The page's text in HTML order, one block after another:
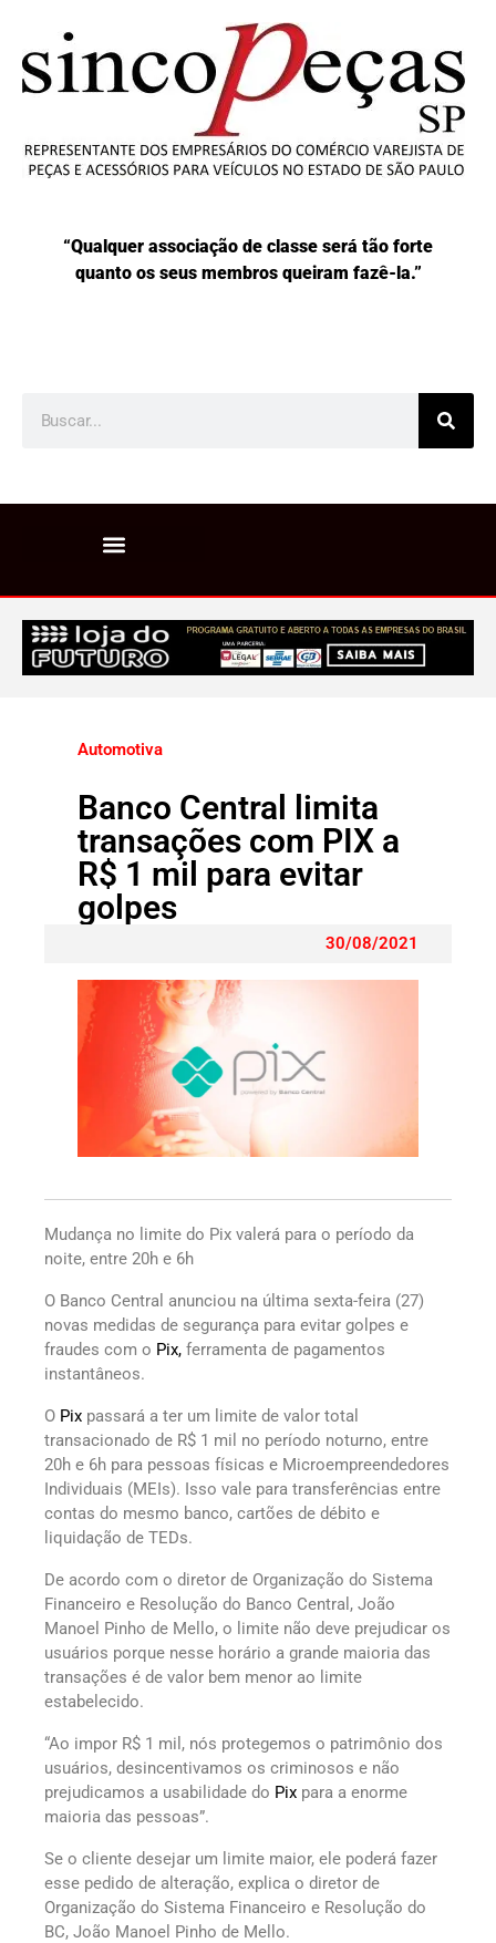
“Qualquer associação de classe será tão forte
quanto os seus membros queiram fazê-la.”
Automotiva
Banco Central limita
transações com PIX a
R$ 1 mil para evitar
golpes
30/08/2021
Mudança no limite do Pix valerá para o período da
noite, entre 20h e 6h
O Banco Central anunciou na última sexta-feira (27)
novas medidas de segurança para evitar golpes e
fraudes com o Pix, ferramenta de pagamentos
instantâneos.
O Pix passará a ter um limite de valor total
transacionado de R$ 1 mil no período noturno, entre
20h e 6h para pessoas físicas e Microempreendedores
Individuais (MEIs). Isso vale para transferências entre
contas do mesmo banco, cartões de débito e
liquidação de TEDs.
De acordo com o diretor de Organização do Sistema
Financeiro e Resolução do Banco Central, João
Manoel Pinho de Mello, o limite não deve prejudicar os
usuários porque nesse horário a grande maioria das
transações é de valor bem menor ao limite
estabelecido.
“Ao impor R$ 1 mil, nós protegemos o patrimônio dos
usuários, desincentivamos os criminosos e não
prejudicamos a usabilidade do Pix para a enorme
maioria das pessoas”.
Se o cliente desejar um limite maior, ele poderá fazer
esse pedido de alteração, explica o diretor de
Organização do Sistema Financeiro e Resolução do
BC, João Manoel Pinho de Mello.